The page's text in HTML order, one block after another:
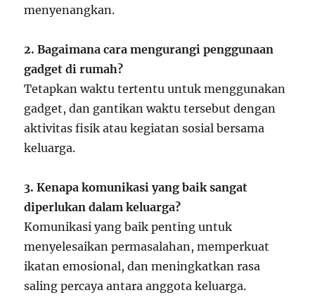
menyenangkan.
2. Bagaimana cara mengurangi penggunaan
gadget di rumah?
Tetapkan waktu tertentu untuk menggunakan
gadget, dan gantikan waktu tersebut dengan
aktivitas fisik atau kegiatan sosial bersama
keluarga.
3. Kenapa komunikasi yang baik sangat
diperlukan dalam keluarga?
Komunikasi yang baik penting untuk
menyelesaikan permasalahan, memperkuat
ikatan emosional, dan meningkatkan rasa
saling percaya antara anggota keluarga.